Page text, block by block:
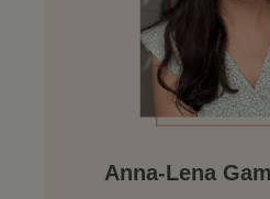
Anna-Lena